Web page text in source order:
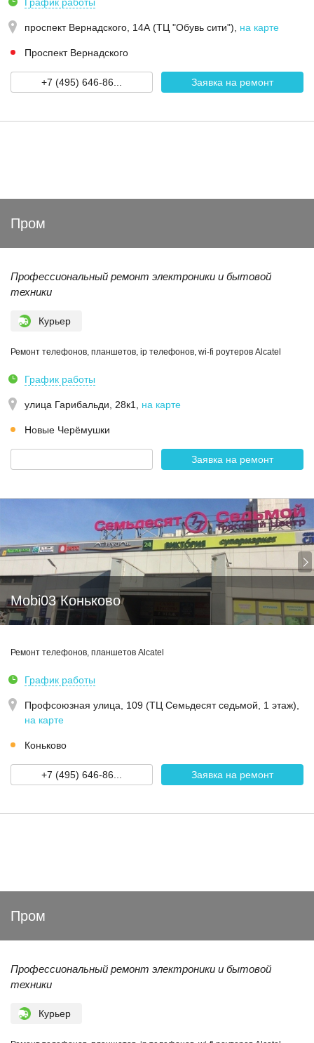
проспект Вернадского, 14А (ТЦ "Обувь сити") на карте
Проспект Вернадского
+7 (495) 646-86... Заявка на ремонт
Пром
Профессиональный ремонт электроники и бытовой
техники
Курьер
Ремонт телефонов, планшетов, ip телефонов, wi-fi роутеров Alcatel
График работы
улица Гарибальди, 28к1 на карте
Новые Черёмушки
Заявка на ремонт
Mobi03 Коньково
Ремонт телефонов, планшетов Alcatel
График работы
Профсоюзная улица, 109 (ТЦ Семьдесят седьмой, 1 этаж)
на карте
Коньково
+7 (495) 646-86... Заявка на ремонт
Пром
Профессиональный ремонт электроники и бытовой
техники
Курьер